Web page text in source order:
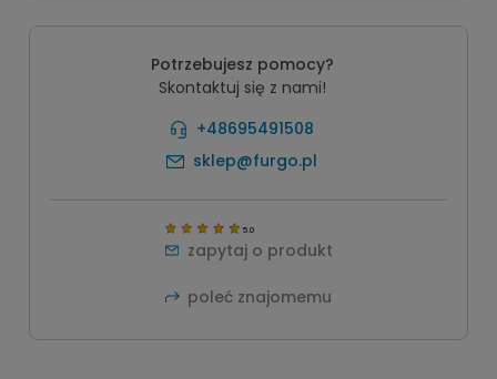
Potrzebujesz pomocy?
Skontaktuj się z nami!
+48695491508
sklep@furgo.pl
5.0
zapytaj o produkt
poleć znajomemu